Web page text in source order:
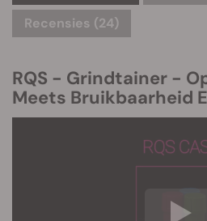
Recensies (24)
RQS - Grindtainer -
Meets Bruikbaarheid